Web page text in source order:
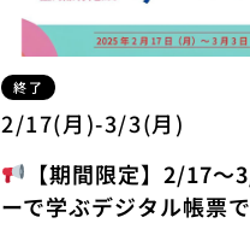
終了
2/17(月)-3/3(月)
【期間限定】2/17
ーで学ぶデジタル帳票